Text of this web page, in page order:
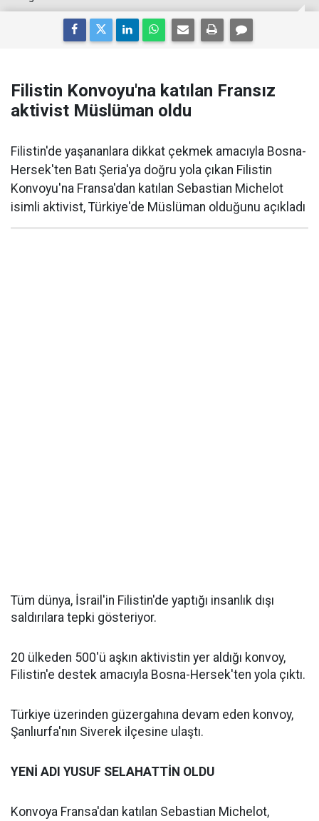
Filistin Konvoyu'na katılan Fransız
aktivist Müslüman oldu
Filistin'de yaşananlara dikkat çekmek amacıyla Bosna-
Hersek'ten Batı Şeria'ya doğru yola çıkan Filistin
Konvoyu'na Fransa'dan katılan Sebastian Michelot
isimli aktivist, Türkiye'de Müslüman olduğunu açıkladı
Tüm dünya, İsrail'in Filistin'de yaptığı insanlık dışı
saldırılara tepki gösteriyor.
20 ülkeden 500'ü aşkın aktivistin yer aldığı konvoy,
Filistin'e destek amacıyla Bosna-Hersek'ten yola çıktı.
Türkiye üzerinden güzergahına devam eden konvoy,
Şanlıurfa'nın Siverek ilçesine ulaştı.
YENİ ADI YUSUF SELAHATTİN OLDU
Konvoya Fransa'dan katılan Sebastian Michelot,